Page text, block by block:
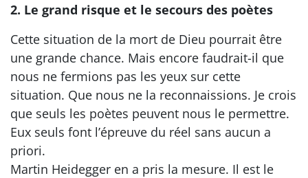
2. Le grand risque et le secours des poètes
Cette situation de la mort de Dieu pourrait être
une grande chance. Mais encore faudrait-il que
nous ne fermions pas les yeux sur cette
situation. Que nous ne la reconnaissions. Je crois
que seuls les poètes peuvent nous le permettre.
Eux seuls font l’épreuve du réel sans aucun a
priori.
Martin Heidegger en a pris la mesure. Il est le